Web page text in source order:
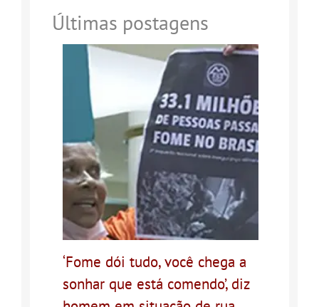
Últimas postagens
‘Fome dói tudo, você chega a
sonhar que está comendo’, diz